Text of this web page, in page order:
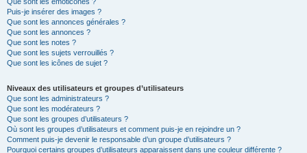
Puis-je insérer des images ?
Que sont les annonces générales ?
Que sont les annonces ?
Que sont les notes ?
Que sont les sujets verrouillés ?
Que sont les icônes de sujet ?
Niveaux des utilisateurs et groupes d’utilisateurs
Que sont les administrateurs ?
Que sont les modérateurs ?
Que sont les groupes d’utilisateurs ?
Où sont les groupes d’utilisateurs et comment puis-je en rejoindre un ?
Comment puis-je devenir le responsable d’un groupe d’utilisateurs ?
Pourquoi certains groupes d’utilisateurs apparaissent dans une couleur différente ?